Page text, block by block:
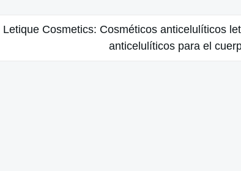
Letique Cosmetics: Cosméticos anticelulíticos
anticelulíticos para el